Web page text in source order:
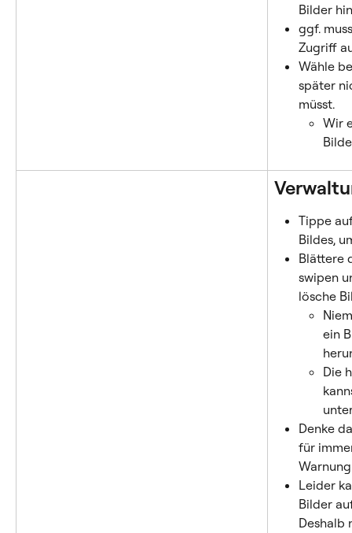
Bilder
ggf.
Zugriff
Wähle
später
müsst.
Wir
Tippe
Bildes,
Blättere
swipen
lösche
ein
Die
Denke
für
Leider
Bilder
Deshalb